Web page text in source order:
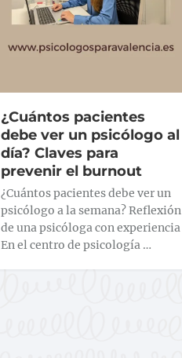
¿Cuántos pacientes
debe ver un psicólogo al
día? Claves para
prevenir el burnout
¿Cuántos pacientes debe ver un
psicólogo a la semana? Reflexión
de una psicóloga con experiencia
En el centro de psicología …